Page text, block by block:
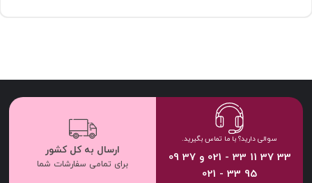
سوالی دارید؟ با ما تماس بگیرید.
33 37 11 33 - 021 و 37 09
95 33 - 021
ارسال به کل کشور
برای تمامی سفارشات شما